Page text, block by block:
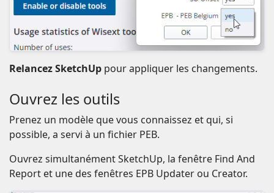
Relancez SketchUp pour appliquer les changements.
Ouvrez les outils
Prenez un modèle que vous connaissez et qui, si
possible, a servi à un fichier PEB.
Ouvrez simultanément SketchUp, la fenêtre Find And
Report et une des fenêtres EPB Updater ou Creator.